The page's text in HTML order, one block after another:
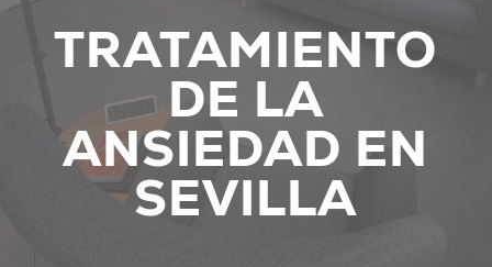
TRATAMIENTO
DE LA
ANSIEDAD EN
SEVILLA